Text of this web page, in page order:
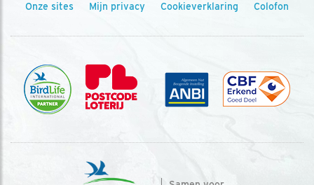
Onze sites Mijn privacy Cookieverklaring Colofon